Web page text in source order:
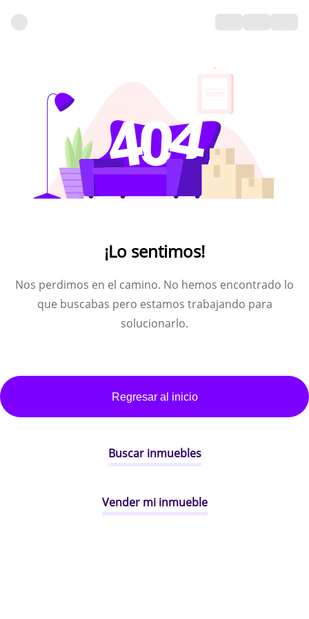
¡Lo sentimos!
Nos perdimos en el camino. No hemos encontrado lo
que buscabas pero estamos trabajando para
solucionarlo.
Regresar al inicio
Buscar inmuebles
Vender mi inmueble